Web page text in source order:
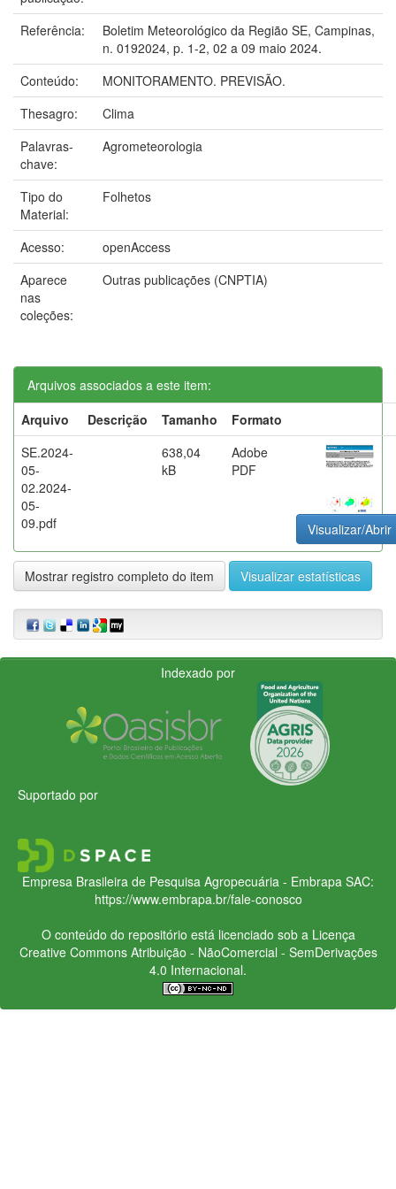
Referência:
Boletim Meteorológico da Região SE, Campinas,
n. 0192024, p. 1-2, 02 a 09 maio 2024.
Conteúdo:
MONITORAMENTO. PREVISÃO.
Thesagro:
Clima
Palavras-
chave:
Agrometeorologia
Tipo do
Material:
Folhetos
Acesso:
openAccess
Aparece
nas
coleções:
Outras publicações (CNPTIA)
Arquivos associados a este item:
Arquivo
Descrição Tamanho
Formato
SE.2024-
05-
02.2024-
05-
09.pdf
638,04
kB
Adobe
PDF
Visualizar/Abrir
Mostrar registro completo do item Visualizar estatísticas
Indexado por
Suportado por
Empresa Brasileira de Pesquisa Agropecuária - Embrapa SAC:
https://www.embrapa.br/fale-conosco
O conteúdo do repositório está licenciado sob a Licença
Creative CommonsAtribuição - NãoComercial - SemDerivações
4.0 Internacional.